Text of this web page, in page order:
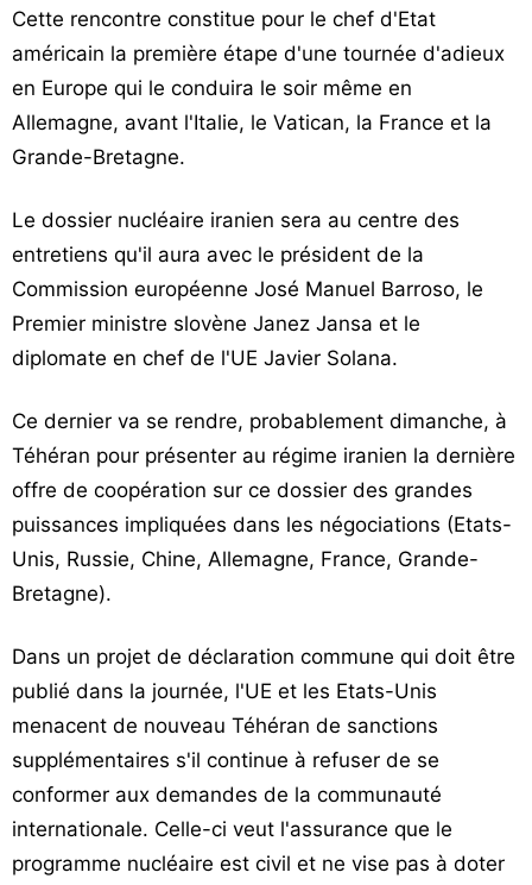
Cette rencontre constitue pour le chef d'Etat
américain la première étape d'une tournée d'adieux
en Europe qui le conduira le soir même en
Allemagne, avant l'Italie, le Vatican, la France et la
Grande-Bretagne.
Le dossier nucléaire iranien sera au centre des
entretiens qu'il aura avec le président de la
Commission européenne José Manuel Barroso, le
Premier ministre slovène Janez Jansa et le
diplomate en chef de l'UE Javier Solana.
Ce dernier va se rendre, probablement dimanche, à
Téhéran pour présenter au régime iranien la dernière
offre de coopération sur ce dossier des grandes
puissances impliquées dans les négociations (Etats-
Unis, Russie, Chine, Allemagne, France, Grande-
Bretagne).
Dans un projet de déclaration commune qui doit être
publié dans la journée, l'UE et les Etats-Unis
menacent de nouveau Téhéran de sanctions
supplémentaires s'il continue à refuser de se
conformer aux demandes de la communauté
internationale. Celle-ci veut l'assurance que le
programme nucléaire est civil et ne vise pas à doter